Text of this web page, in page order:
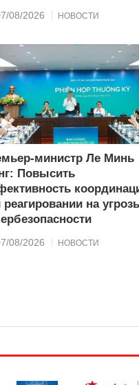
08/2026 НОВОСТИ
министр Ле Минь
Повысить
реагировании на
08/2026 НОВОСТИ